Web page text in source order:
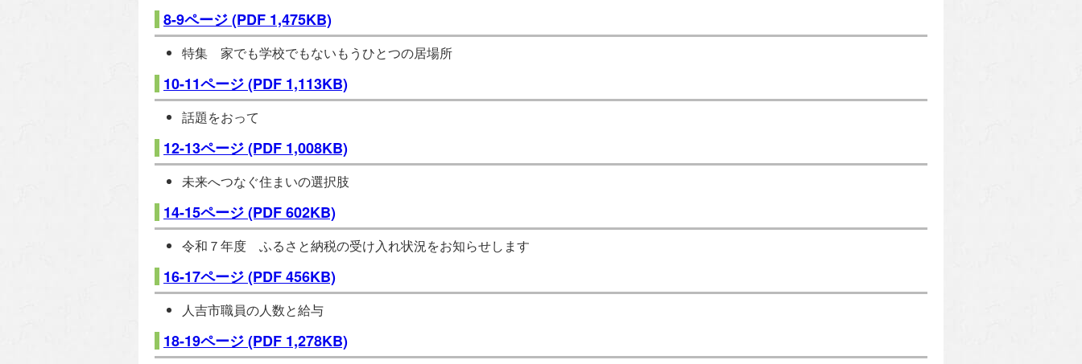
8-9ページ(PDF 1,475KB)
特集 家でも学校でもないもうひとつの居場所
10-11ページ(PDF 1,113KB)
話題をおって
12-13ページ(PDF 1,008KB)
未来へつなぐ住まいの選択肢
14-15ページ(PDF 602KB)
令和７年度 ふるさと納税の受け入れ状況をお知らせします
16-17ページ(PDF 456KB)
人吉市職員の人数と給与
18-19ページ(PDF 1,278KB)